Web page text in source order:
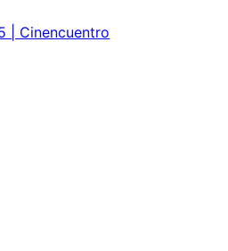
| Cinencuentro